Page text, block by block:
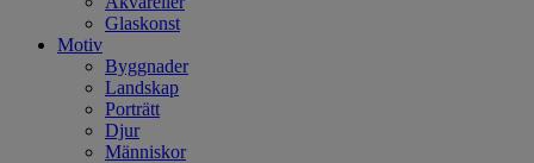
Glaskonst
Motiv
Byggnader
Landskap
Porträtt
Djur
Människor